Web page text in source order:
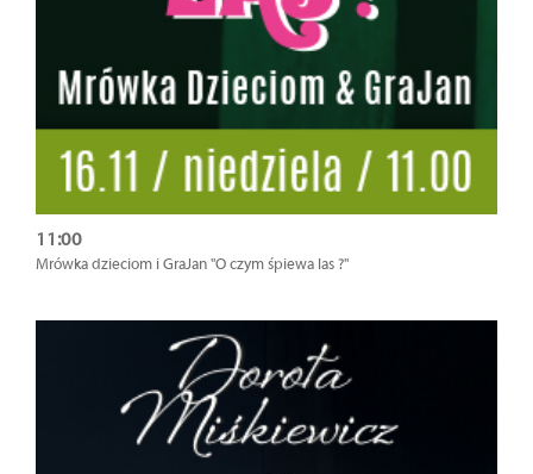
11:00
Mrówka dzieciom i GraJan "O czym śpiewa las ?"